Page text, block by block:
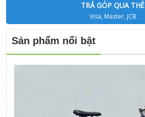
TRẢ GÓP QUA THẺ
Visa, Master, JCB
Sản phẩm nổi bật